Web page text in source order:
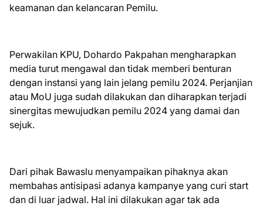
keamanan dan kelancaran Pemilu.
Perwakilan KPU, Dohardo Pakpahan mengharapkan
media turut mengawal dan tidak memberi benturan
dengan instansi yang lain jelang pemilu 2024. Perjanjian
atau MoU juga sudah dilakukan dan diharapkan terjadi
sinergitas mewujudkan pemilu 2024 yang damai dan
sejuk.
Dari pihak Bawaslu menyampaikan pihaknya akan
membahas antisipasi adanya kampanye yang curi start
dan di luar jadwal. Hal ini dilakukan agar tak ada